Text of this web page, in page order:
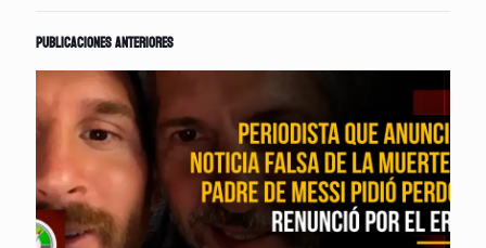
Publicaciones anteriores